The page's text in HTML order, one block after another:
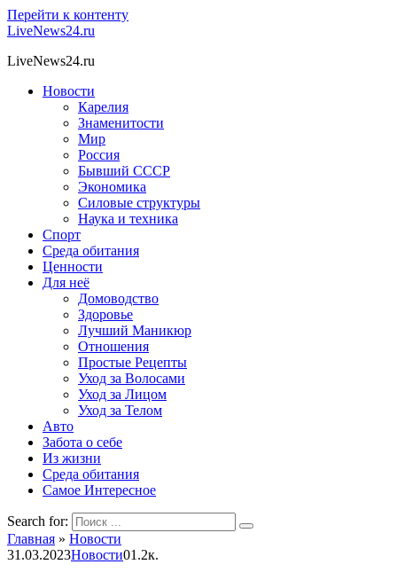
Перейти к контенту
LiveNews24.ru
LiveNews24.ru
Новости
Карелия
Знаменитости
Мир
Россия
Бывший СССР
Экономика
Силовые структуры
Наука и техника
Спорт
Среда обитания
Ценности
Для неё
Домоводство
Здоровье
Лучший Маникюр
Отношения
Простые Рецепты
Уход за Волосами
Уход за Лицом
Уход за Телом
Авто
Забота о себе
Из жизни
Среда обитания
Самое Интересное
Search for:
Главная » Новости
31.03.2023Новости01.2к.